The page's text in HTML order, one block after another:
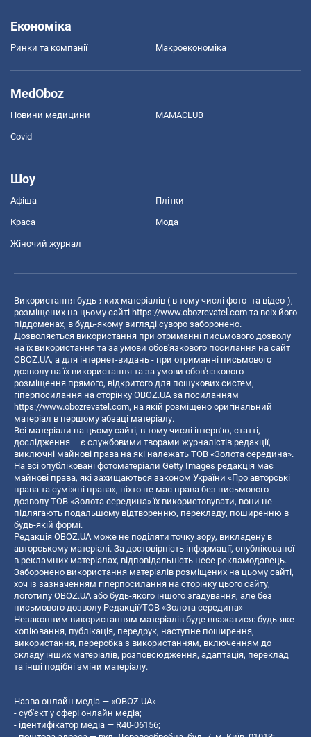
Економіка
Ринки та компанії Макроекономіка
MedOboz
Новини медицини MAMACLUB
Covid
Шоу
Афіша Плітки
Краса Мода
Жіночий журнал
Використання будь-яких матеріалів ( в тому числі фото- та відео-),
розміщених на цьому сайті https://www.obozrevatel.com та всіх його
піддоменах, в будь-якому вигляді суворо заборонено.
Дозволяється використання при отриманні письмового дозволу
на їх використання та за умови обов'язкового посилання на сайт
OBOZ.UA, а для інтернет-видань - при отриманні письмового
дозволу на їх використання та за умови обов'язкового
розміщення прямого, відкритого для пошукових систем,
гіперпосилання на сторінку OBOZ.UA за посиланням
https://www.obozrevatel.com, на якій розміщено оригінальний
матеріал в першому абзаці матеріалу.
Всі матеріали на цьому сайті, в тому числі інтерв’ю, статті,
дослідження – є службовими творами журналістів редакції,
виключні майнові права на які належать ТОВ «Золота середина».
На всі опубліковані фотоматеріали Getty Images редакція має
майнові права, які захищаються законом України «Про авторські
права та суміжні права», ніхто не має права без письмового
дозволу ТОВ «Золота середина» їх використовувати, вони не
підлягають подальшому відтворенню, перекладу, поширенню в
будь-якій формі.
Редакція OBOZ.UA може не поділяти точку зору, викладену в
авторському матеріалі. За достовірність інформації, опублікованої
в рекламних матеріалах, відповідальність несе рекламодавець.
Заборонено використання матеріалів розміщених на цьому сайті,
хоч із зазначенням гіперпосилання на сторінку цього сайту,
логотипу OBOZ.UA або будь-якого іншого згадування, але без
письмового дозволу Редакції/ТОВ «Золота середина»
Незаконним використанням матеріалів буде вважатися: будь-яке
копiювання, публiкацiя, передрук, наступне поширення,
використання, переробка з використанням, включенням до
складу інших матеріалів, розповсюдження, адаптація, переклад
та інші подібні зміни матеріалу.
Назва онлайн медіа — «OBOZ.UA»
- суб'єкт у сфері онлайн медіа;
- ідентифікатор медіа — R40-06156;